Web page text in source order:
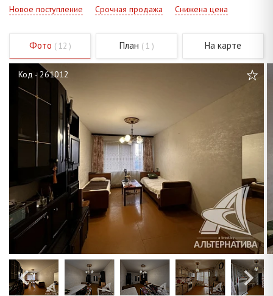
Новое поступление
Срочная продажа Снижена цена
Фото ( 12 ) План ( 1 ) На карте
Код - 261012